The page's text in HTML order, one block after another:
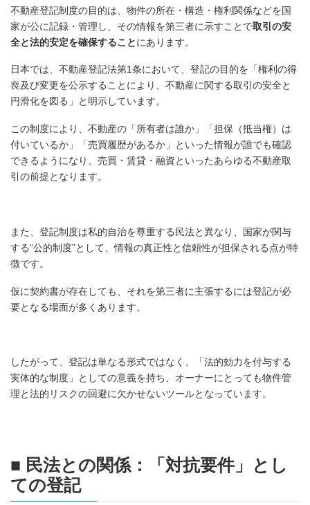
不動産登記制度の目的は、物件の所在・構造・権利関係などを国
家が公に記録・管理し、その情報を第三者に示すことで取引の安
全と法的安定を確保することにあります。
日本では、不動産登記法第1条において、登記の目的を「権利の得
喪及び変更を公示することにより、不動産に関する取引の安全と
円滑化を図る」と明示しています。
この制度により、不動産の「所有者は誰か」「担保（抵当権）は
付いているか」「売買履歴があるか」といった情報が誰でも確認
できるようになり、売買・賃貸・融資といったあらゆる不動産取
引の前提となります。
また、登記制度は私的自治を尊重する民法と異なり、国家が関与
する“公的制度”として、情報の真正性と信頼性が担保される点が特
徴です。
仮に契約書が存在しても、それを第三者に主張するには登記が必
要となる場面が多くあります。
したがって、登記は単なる形式ではなく、「法的効力を付与する
実体的な制度」としての意義を持ち、オーナーにとっても物件管
理と法的リスクの回避に欠かせないツールとなっています。
■ 民法との関係：「対抗要件」とし
ての登記